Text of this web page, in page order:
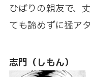
ひばりの親友で、
ても諦めずに猛ア
志門（しもん）